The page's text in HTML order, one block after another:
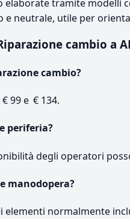
elaborate tramite modelli
neutrale, utile per
cambio a
cambio?
99 e € 134.
periferia?
degli operatori
manodopera?
elementi normalmente